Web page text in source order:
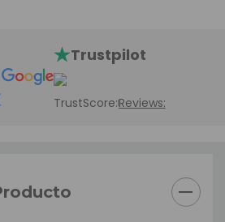
Trustpilot
TrustScore:Reviews: